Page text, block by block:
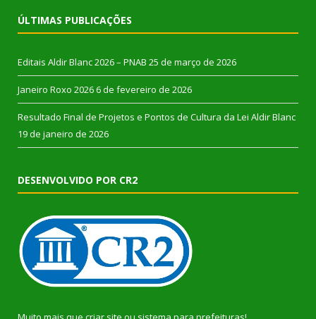
ÚLTIMAS PUBLICAÇÕES
Editais Aldir Blanc 2026 – PNAB 25 de março de 2026
Janeiro Roxo 2026 6 de fevereiro de 2026
Resultado Final de Projetos e Pontos de Cultura da Lei Aldir Blanc
19 de janeiro de 2026
DESENVOLVIDO POR CR2